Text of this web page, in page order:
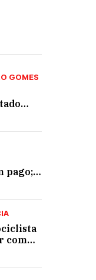
GOMES
pago;
com
CNH